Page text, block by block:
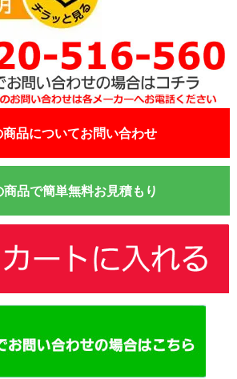
商品についてお問い合わせ
商品で簡単無料お見積もり